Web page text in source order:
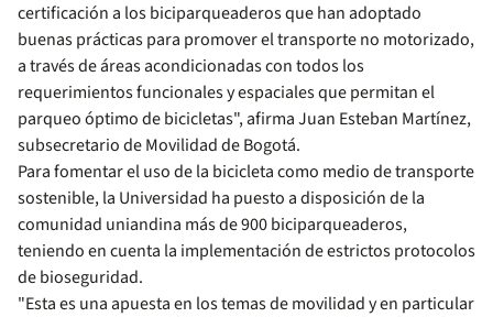
certificación a los biciparqueaderos que han adoptado
buenas prácticas para promover el transporte no motorizado,
a través de áreas acondicionadas con todos los
requerimientos funcionales y espaciales que permitan el
parqueo óptimo de bicicletas", afirma Juan Esteban Martínez,
subsecretario de Movilidad de Bogotá.
Para fomentar el uso de la bicicleta como medio de transporte
sostenible, la Universidad ha puesto a disposición de la
comunidad uniandina más de 900 biciparqueaderos,
teniendo en cuenta la implementación de estrictos protocolos
de bioseguridad.
"Esta es una apuesta en los temas de movilidad y en particular